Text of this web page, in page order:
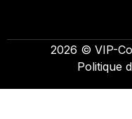
2026 © VIP-
Politique